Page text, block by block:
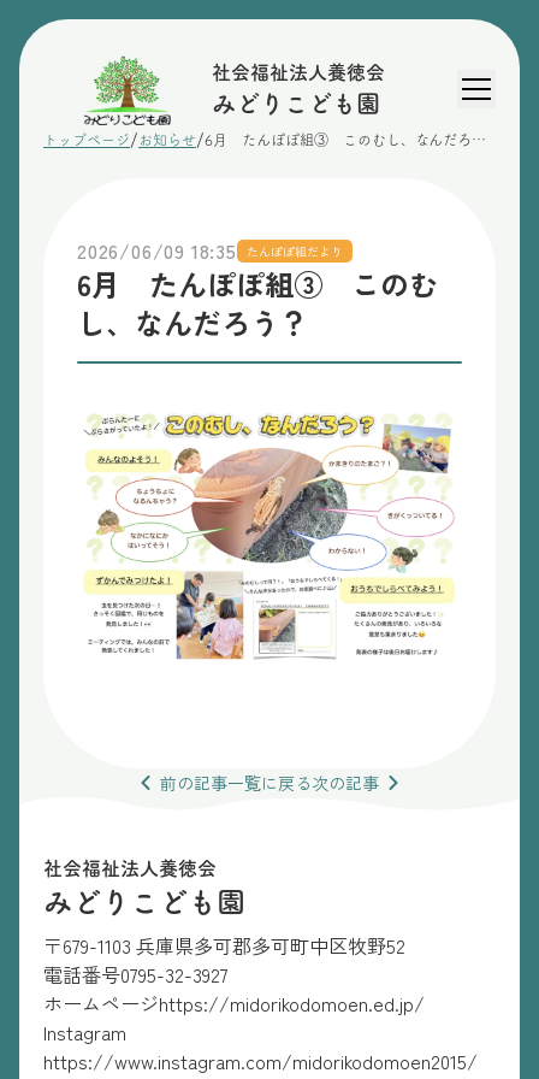
社会福祉法人養徳会
みどりこども園
トップページ/ お知らせ/ 6月 たんぽぽ組③ このむし、なんだろう？
2026/06/09 18:35 たんぽぽ組だより
6月 たんぽぽ組③ このむ
し、なんだろう？
前の記事一覧に戻る次の記事
社会福祉法人養徳会
みどりこども園
〒679-1103 兵庫県多可郡多可町中区牧野52
電話番号0795-32-3927
ホームページhttps://midorikodomoen.ed.jp/
Instagram
https://www.instagram.com/midorikodomoen2015/